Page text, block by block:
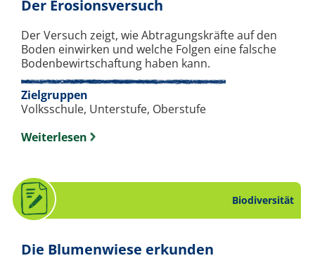
Der Erosionsversuch
Der Versuch zeigt, wie Abtragungskräfte auf den
Boden einwirken und welche Folgen eine falsche
Bodenbewirtschaftung haben kann.
Zielgruppen
Volksschule, Unterstufe, Oberstufe
Weiterlesen
Biodiversität
Die Blumenwiese erkunden